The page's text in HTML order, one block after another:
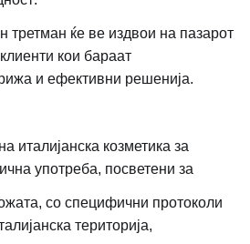
третман ќе ве издвои на пазарот
кои бараат
и ефективни решенија.
италијанска козметика за
употреба, посветени за
со специфични протоколи
територија,